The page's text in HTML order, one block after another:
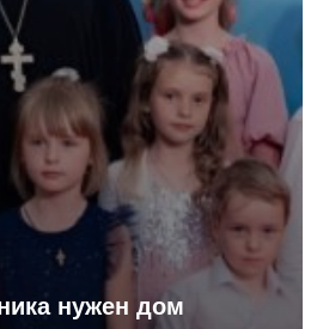
нужен дом